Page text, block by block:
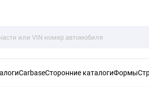
CarbaseСторонние каталогиФормы